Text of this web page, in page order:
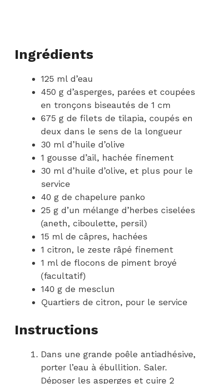
Ingrédients
125 ml d’eau
450 g d’asperges, parées et coupées
en tronçons biseautés de 1 cm
675 g de filets de tilapia, coupés en
deux dans le sens de la longueur
30 ml d’huile d’olive
1 gousse d’ail, hachée finement
30 ml d’huile d’olive, et plus pour le
service
40 g de chapelure panko
25 g d’un mélange d’herbes ciselées
(aneth, ciboulette, persil)
15 ml de câpres, hachées
1 citron, le zeste râpé finement
1 ml de flocons de piment broyé
(facultatif)
140 g de mesclun
Quartiers de citron, pour le service
Instructions
Dans une grande poêle antiadhésive,
porter l’eau à ébullition. Saler.
Déposer les asperges et cuire 2